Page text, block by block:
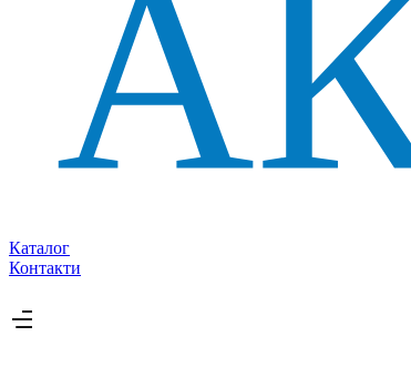
Каталог
Контакти